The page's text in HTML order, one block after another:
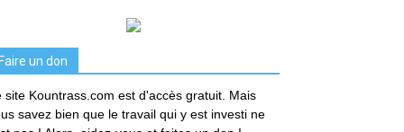
Faire un don
site Kountrass.com est d'accès gratuit. Mais
savez bien que le travail qui y est investi ne